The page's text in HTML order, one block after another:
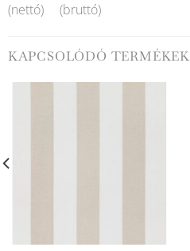
(nettó) (bruttó)
KAPCSOLÓDÓ TERMÉKEK